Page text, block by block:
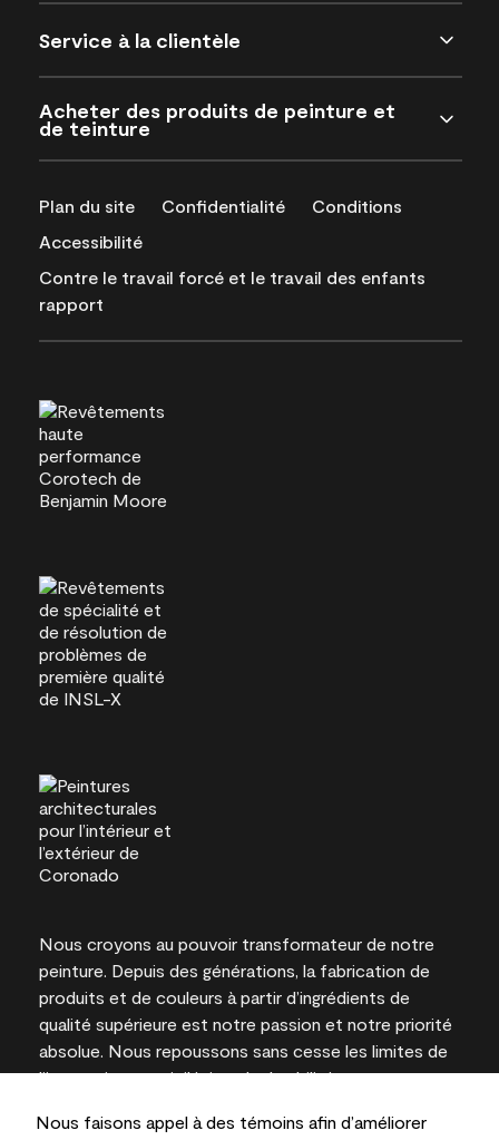
Nous faisons appel à des témoins afin d’améliorer
Service à la clientèle
Acheter des produits de peinture et
de teinture
Plan du site Confidentialité
Conditions
Accessibilité
Contre le travail forcé et le travail des enfants
rapport
Nous croyons au pouvoir transformateur de notre
peinture. Depuis des générations, la fabrication de
produits et de couleurs à partir d’ingrédients de
qualité supérieure est notre passion et notre priorité
absolue. Nous repoussons sans cesse les limites de
l’innovation et privilégions la durabilité pour
l’expertise locale.